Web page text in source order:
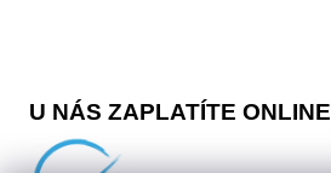
U NÁS ZAPLATÍTE ONLINE